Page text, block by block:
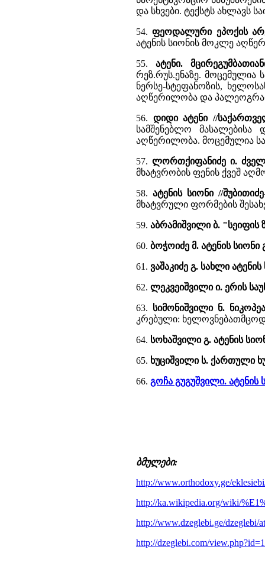
და სხვები. ტექსტს ახლავს
54.ფეოდალური ეპოქის
ატენის სიონის მოკლე
55.ატენი.
რეზ.რუს.ენაზე. მოცემულია
ნერსე-სტეფანოზის,
აღწერილობა და
56. დიდი ატენი //
სამშენებლო მასალებისა
აღწერილობა. მოცემულია
57.ლორთქიფანიძე ი.
მხატვრობის ფენის ქვეშ
58. ატენის სიონი //
მხატვრული ფორმების
59. აბრამიშვილი ბ. "სეიფის
60. ბოჭოიძე მ. ატენის
61. ვაშაკიძე გ. სახლი
62. ლეკვეიშვილი ი. ერის
63. სიმონიშვილი ნ.
კრებული:
64. სოხაშვილი გ. ატენის
65. ხუციშვილი ს. ქართული
66. გოჩა გუგუშვილი. ატენის
ბმულები:
http://www.orthodoxy.ge/
http://ka.wikipedia.org/wiki/
http://www.dzeglebi.ge/dzeglebi/
http://dzeglebi.com/